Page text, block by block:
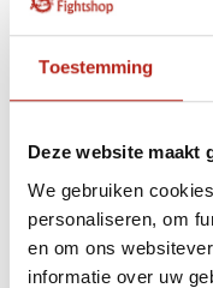
Toestemming
Deze website maakt
We gebruiken
personaliseren, om
en om ons
informatie over uw
Apply filters